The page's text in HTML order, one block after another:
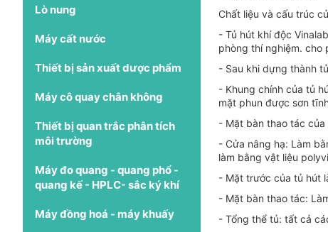
Lò nung
Máy cất nước
Thiết bị sản xuất dược phẩm
Máy cô quay chân không
Thiết bị quan trắc phân tích
môi trường
Máy đo quang - quang phổ -
quang kế - HPLC- sắc ký khí
Máy đồng hoá - máy khuấy
Chất liệu và cấu trúc
- Tủ hút khí độc
phòng thí nghiệm. cho
- Sau khi dựng thành
- Khung chính của tủ
mặt phun được sơn
- Mặt bàn thao tác
- Cửa nâng hạ: Làm
làm bằng vật liệu
- Mặt trước của tủ hút
- Mặt bàn thao tác:
- Tổng thể tủ: tất cả